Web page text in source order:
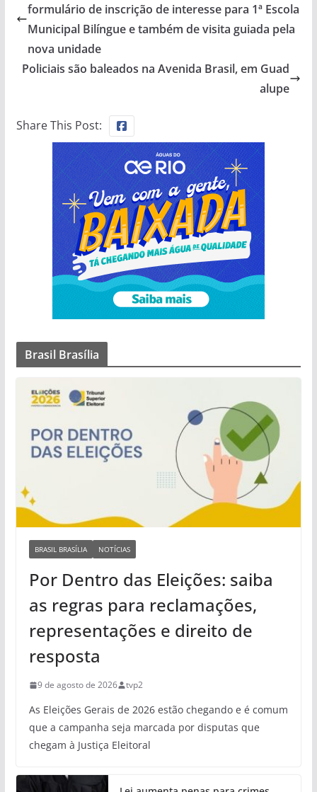
formulário de inscrição de interesse para 1ª Escola
Municipal Bilíngue e também de visita guiada pela
nova unidade
Policiais são baleados na Avenida Brasil, em Guad
alupe
Share This Post:
Brasil Brasília
BRASIL BRASÍLIA NOTÍCIAS
Por Dentro das Eleições: saiba
as regras para reclamações,
representações e direito de
resposta
9 de agosto de 2026 tvp2
As Eleições Gerais de 2026 estão chegando e é comum
que a campanha seja marcada por disputas que
chegam à Justiça Eleitoral